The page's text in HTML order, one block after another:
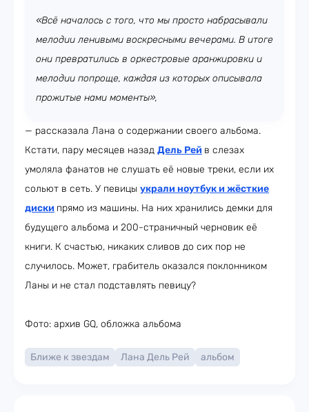
«Всё началось с того, что мы просто набрасывали
мелодии ленивыми воскресными вечерами. В итоге
они превратились в оркестровые аранжировки и
мелодии попроще, каждая из которых описывала
прожитые нами моменты»,
— рассказала Лана о содержании своего альбома.
Кстати, пару месяцев назад Дель Рей в слезах
умоляла фанатов не слушать её новые треки, если их
сольют в сеть. У певицы украли ноутбук и жёсткие
диски прямо из машины. На них хранились демки для
будущего альбома и 200-страничный черновик её
книги. К счастью, никаких сливов до сих пор не
случилось. Может, грабитель оказался поклонником
Ланы и не стал подставлять певицу?
Фото: архив GQ, обложка альбома
Ближе к звездам Лана Дель Рей альбом